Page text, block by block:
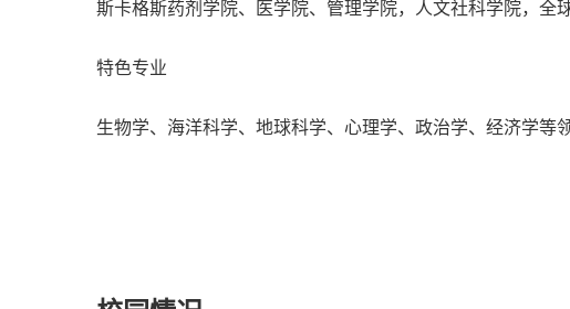
斯卡格斯药剂学院、医学院、管理学院，人文社科学院，全
特色专业
生物学、海洋科学、地球科学、心理学、政治学、经济学等